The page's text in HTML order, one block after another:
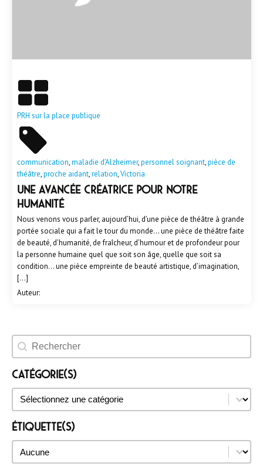
PRH sur la place publique
communication,maladie d’Alzheimer,personnel soignant,pièce de
théâtre,proche aidant,relation,Victoria
UNE AVANCÉE CRÉATRICE POUR NOTRE
HUMANITÉ
Nous venons vous parler, aujourd’hui, d’une pièce de théâtre à grande
portée sociale qui a fait le tour du monde… une pièce de théâtre faite
de beauté, d’humanité, de fraîcheur, d’humour et de profondeur pour
la personne humaine quel que soit son âge, quelle que soit sa
condition… une pièce empreinte de beauté artistique, d’imagination,
[…]
Auteur:
Rechercher un évènement
Catégorie(s)
Catégorie(s)
Catégorie(s)
Étiquette(s)
Étiquette(s)
Étiquette(s)